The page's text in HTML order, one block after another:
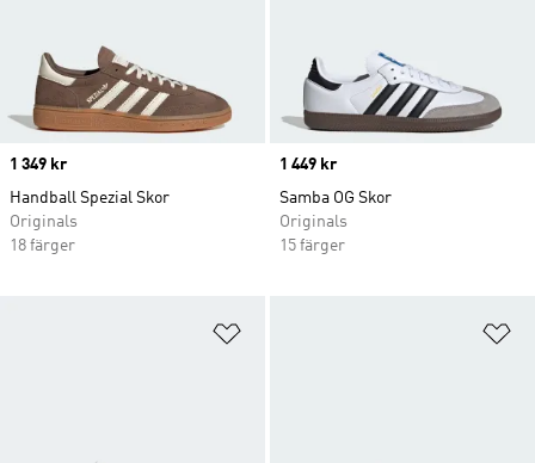
Price
1 349 kr
Handball Spezial Skor
Originals
18 färger
Price
1 449 kr
Samba OG Skor
Originals
15 färger